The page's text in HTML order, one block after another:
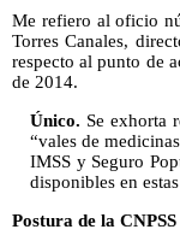
Me refiero al oficio
Torres Canales,
respecto al punto de
de 2014.
Único. Se exhorta
“vales de
IMSS y Seguro
disponibles en
Postura de la CNPSS